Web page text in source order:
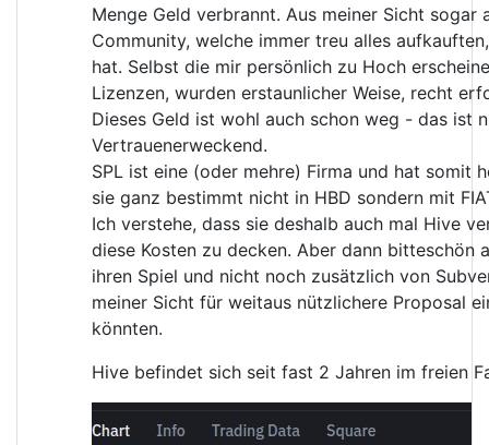
Menge Geld verbrannt. Aus meiner Sicht sogar
Community, welche immer treu alles
hat. Selbst die mir persönlich zu Hoch
Lizenzen, wurden erstaunlicher Weise, recht
Dieses Geld ist wohl auch schon weg - das ist
Vertrauenerweckend.
SPL ist eine (oder mehre) Firma und hat somit
sie ganz bestimmt nicht in HBD sondern mit
Ich verstehe, dass sie deshalb auch mal Hive
diese Kosten zu decken. Aber dann bitteschön
ihren Spiel und nicht noch zusätzlich von
meiner Sicht für weitaus nützlichere Proposal
könnten.
Hive befindet sich seit fast 2 Jahren im freien